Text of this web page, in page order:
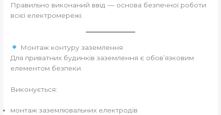
Правильно виконаний ввід — основа безпечної роботи
всієї електромережі.
Монтаж контуру заземлення
Для приватних будинків заземлення є обов’язковим
елементом безпеки.
Виконується:
монтаж заземлювальних електродів